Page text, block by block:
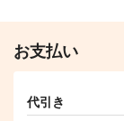
専売 1,572円
ヒプノシスマイク
有栖川帝統×夢野幻太郎
サンプル
お支払い
代引き